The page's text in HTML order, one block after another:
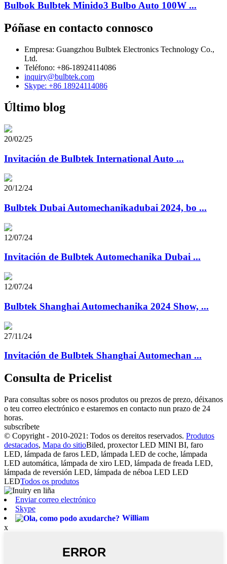
Bulbok Bulbtek Minido3 Bulbo Auto 100W ...
Póñase en contacto connosco
Empresa: Guangzhou Bulbtek Electronics Technology Co.,
Ltd.
Teléfono: +86-18924114086
inquiry@bulbtek.com
Skype: +86 18924114086
Último blog
20/02/25
Invitación de Bulbtek International Auto ...
20/12/24
Bulbtek Dubai Automechanikadubai 2024, bo ...
12/07/24
Invitación de Bulbtek Automechanika Dubai ...
12/07/24
Bulbtek Shanghai Automechanika 2024 Show, ...
27/11/24
Invitación de Bulbtek Shanghai Automechan ...
Consulta de Pricelist
Para consultas sobre os nosos produtos ou prezos de prezo, déixanos
o teu correo electrónico e estaremos en contacto nun prazo de 24
horas.
subscríbete
© Copyright - 2010-2021: Todos os dereitos reservados. Produtos
destacados, Mapa do sitioBiled, proxector LED MINI BI, faro
LED, lámpada de faros LED, lámpada LED de coche, lámpada
LED automática, lámpada de xiro LED, lámpada de freada LED,
lámpada de reversión LED, lámpada de néboa LED LED
LEDTodos os produtos
Enviar correo electrónico
Skype
William
x